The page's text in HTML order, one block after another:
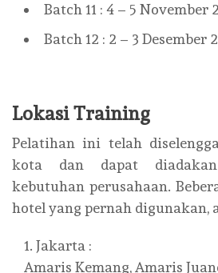
Batch 11 : 4 – 5 November
Batch 12 : 2 – 3 Desember
Lokasi Training
Pelatihan ini telah
kota dan dapat
kebutuhan perusahaan.
hotel yang pernah digunakan,
Jakarta :
Amaris Kemang, Amaris